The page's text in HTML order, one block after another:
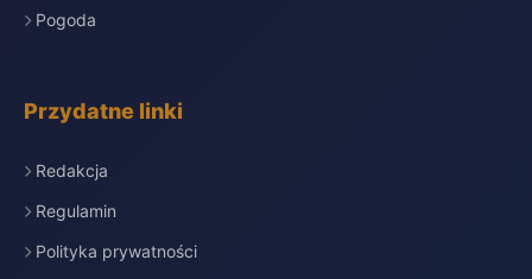
Pogoda
Przydatne linki
Redakcja
Regulamin
Polityka prywatności